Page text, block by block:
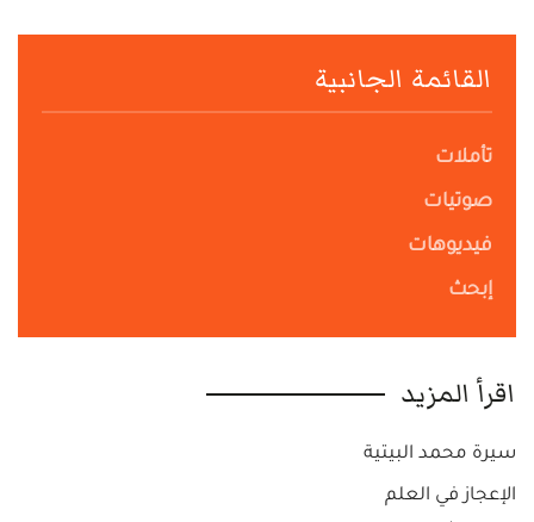
القائمة الجانبية
تأملات
صوتيات
فيديوهات
إبحث
اقرأ المزيد
سيرة محمد البيتية
الإعجاز في العلم